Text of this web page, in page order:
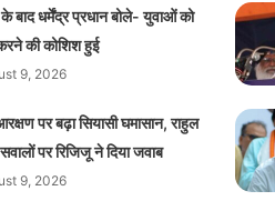
बाद धर्मेंद्र प्रधान बोले- युवाओं को
की कोशिश हुई
9, 2026
पर बढ़ा सियासी घमासान, राहुल
पर रिजिजू ने दिया जवाब
9, 2026